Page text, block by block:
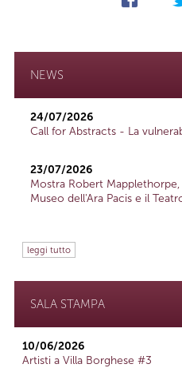
NEWS
24/07/2026
Call for Abstracts - La
23/07/2026
Mostra Robert
Museo dell'Ara Pacis e il
leggi tutto
SALA STAMPA
10/06/2026
Artisti a Villa Borghese #3